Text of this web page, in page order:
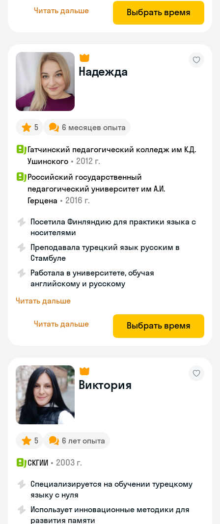
Читать дальше Выбрать время
Надежда
5 6 месяцев опыта
Гатчинский педагогический колледж им К.Д.
Ушинского • 2012 г.
Российский государственный
педагогический университет им А.И.
Герцена • 2016 г.
Посетила Финляндию для практики языка с
носителями
Преподавала турецкий язык русским в
Стамбуле
Работала в университете, обучая
английскому и русскому
Читать дальше
Читать дальше Выбрать время
Виктория
5 6 лет опыта
СКГИИ • 2003 г.
Специализируется на обучении турецкому
языку с нуля
Использует инновационные методики для
развития памяти